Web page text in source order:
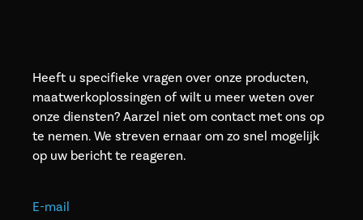
Heeft u specifieke vragen over onze producten,
maatwerkoplossingen of wilt u meer weten over
onze diensten? Aarzel niet om contact met ons op
te nemen. We streven ernaar om zo snel mogelijk
op uw bericht te reageren.
E-mail